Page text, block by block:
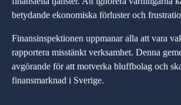
betydande ekonomiska förluster och
Finansinspektionen uppmanar alla att vara
rapportera misstänkt verksamhet. Denna
avgörande för att motverka bluffbolag och
finansmarknad i Sverige.